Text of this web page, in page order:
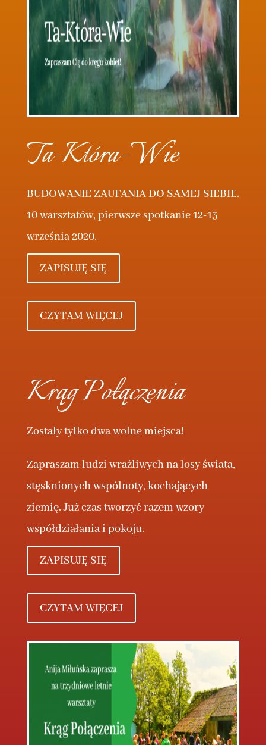
Ta-Która–Wie
BUDOWANIE ZAUFANIA DO SAMEJ SIEBIE.
10 warsztatów, pierwsze spotkanie 12-13
września 2020.
ZAPISUJĘ SIĘ
CZYTAM WIĘCEJ
Krąg Połączenia
Zostały tylko dwa wolne miejsca!
Zapraszam ludzi wrażliwych na losy świata,
stęsknionych wspólnoty, kochających
ziemię. Już czas tworzyć razem wzory
współdziałania i pokoju.
ZAPISUJĘ SIĘ
CZYTAM WIĘCEJ